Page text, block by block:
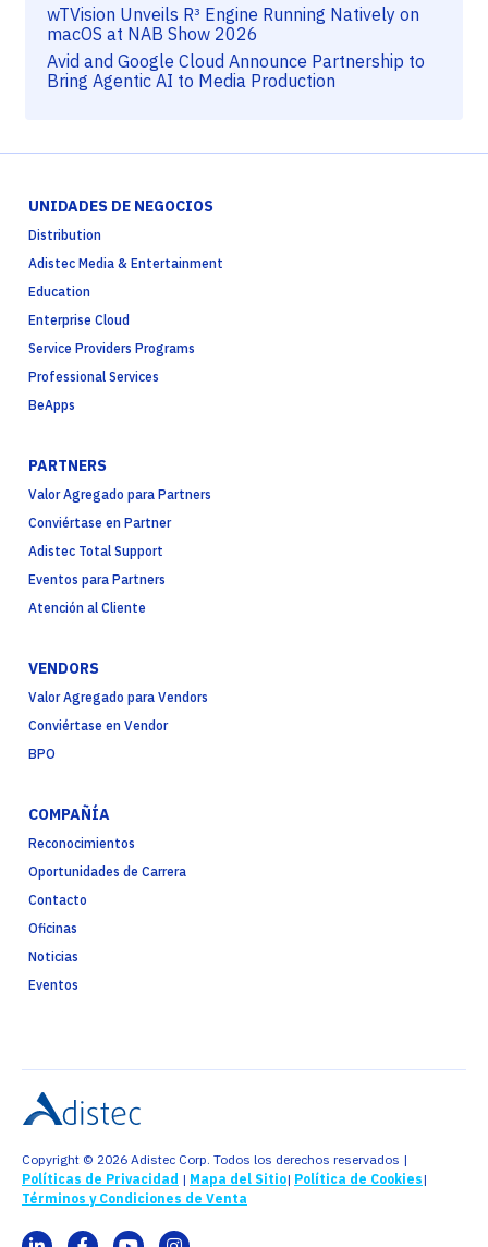
wTVision Unveils R³ Engine Running Natively on
macOS at NAB Show 2026
Avid and Google Cloud Announce Partnership to
Bring Agentic AI to Media Production
UNIDADES DE NEGOCIOS
Distribution
Adistec Media & Entertainment
Education
Enterprise Cloud
Service Providers Programs
Professional Services
BeApps
PARTNERS
Valor Agregado para Partners
Conviértase en Partner
Adistec Total Support
Eventos para Partners
Atención al Cliente
VENDORS
Valor Agregado para Vendors
Conviértase en Vendor
BPO
COMPAÑÍA
Reconocimientos
Oportunidades de Carrera
Contacto
Oficinas
Noticias
Eventos
Copyright © 2026 Adistec Corp. Todos los derechos reservados |
Políticas de Privacidad | Mapa del Sitio| Política de Cookies|
Términos y Condiciones de Venta